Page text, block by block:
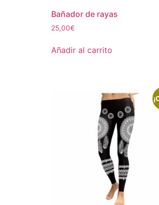
Bañador de rayas
25,00€
Añadir al carrito